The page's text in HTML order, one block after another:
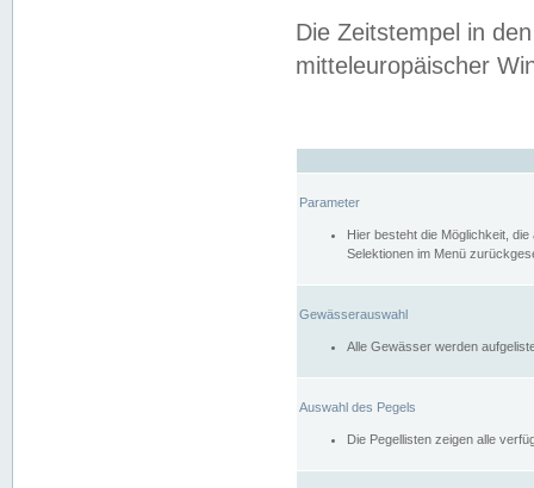
Die Zeitstempel in
mitteleuropäischer
Parameter
Hier besteht die Möglichkeit,
Selektionen im Menü
Gewässerauswahl
Alle Gewässer werden
Auswahl des Pegels
Die Pegellisten zeigen alle